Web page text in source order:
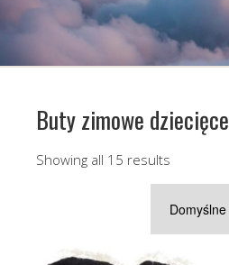
Buty zimowe dziecięce
Showing all 15 results